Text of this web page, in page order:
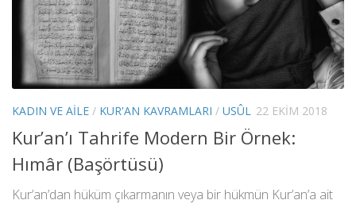
KADIN VE AILE / KUR'AN KAVRAMLARI / USÛL 22 EKIM 2018
Kur’an’ı Tahrife Modern Bir Örnek:
Hımâr (Başörtüsü)
Kur’an’dan hüküm çıkarmanın veya bir hükmün Kur’an’a ait